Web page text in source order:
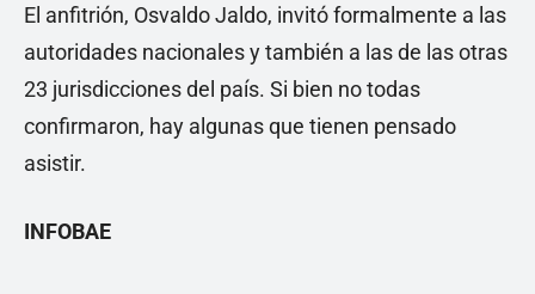
El anfitrión, Osvaldo Jaldo, invitó formalmente a las
autoridades nacionales y también a las de las otras
23 jurisdicciones del país. Si bien no todas
confirmaron, hay algunas que tienen pensado
asistir.
INFOBAE